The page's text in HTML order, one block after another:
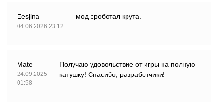
Eesjina
04.06.2026 23:12
мод сроботал крута.
Mate
24.09.2025
01:58
Получаю удовольствие от игры на полную
катушку! Спасибо, разработчики!